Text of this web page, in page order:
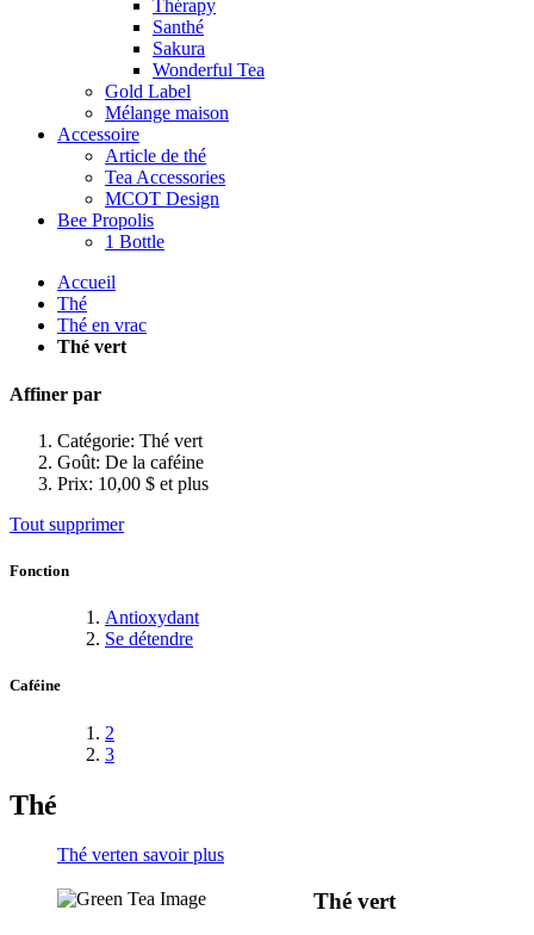
Thérapy
Santhé
Sakura
Wonderful Tea
Gold Label
Mélange maison
Accessoire
Article de thé
Tea Accessories
MCOT Design
Bee Propolis
1 Bottle
Accueil
Thé
Thé en vrac
Thé vert
Affiner par
Catégorie: Thé vert
Goût: De la caféine
Prix: 10,00 $ et plus
Tout supprimer
Fonction
Antioxydant
Se détendre
Caféine
2
3
Thé
Thé verten savoir plus
Thé vert